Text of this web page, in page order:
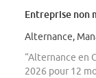
Entreprise non
Alternance,
“Alternance en
2026 pour 12